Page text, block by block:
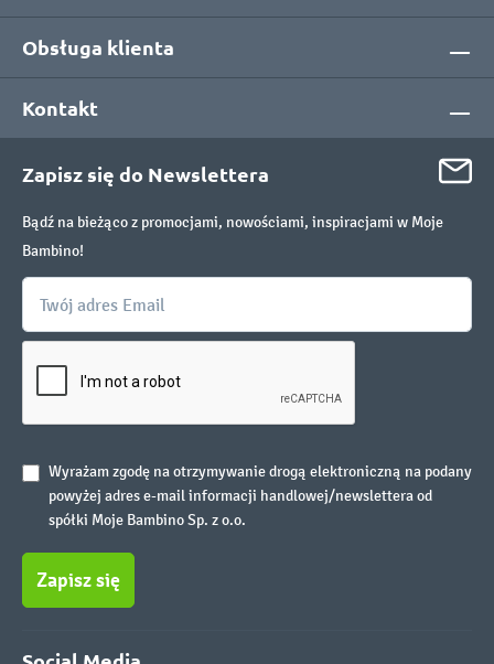
Obsługa klienta
Kontakt
Zapisz się do Newslettera
Bądź na bieżąco z promocjami, nowościami, inspiracjami w Moje
Bambino!
Wyrażam zgodę na otrzymywanie drogą elektroniczną na podany
powyżej adres e-mail informacji handlowej/newslettera od
spółki Moje Bambino Sp. z o.o.
Zapisz się